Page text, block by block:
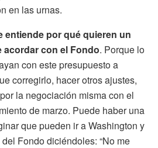
en las urnas.
entiende por qué quieren un
con el Fondo. Porque lo
con este presupuesto a
corregirlo, hacer otros ajustes,
la negociación misma con el
de marzo. Puede haber una
que pueden ir a Washington y
Fondo diciéndoles: “No me